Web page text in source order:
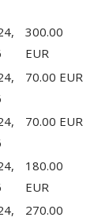
300.00
EUR
70.00 EUR
70.00 EUR
180.00
EUR
270.00